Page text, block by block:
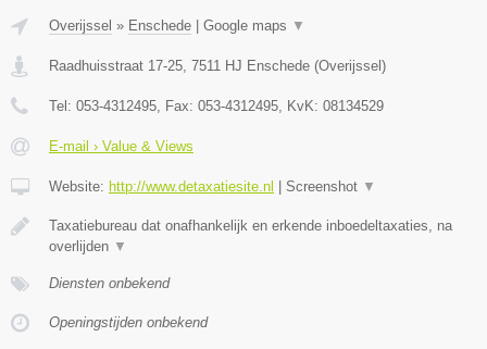
Overijssel » Enschede Google maps ▼
Raadhuisstraat 17-25, 7511 HJ Enschede (Overijssel )
Tel: 053-4312495, Fax: 053-4312495, KvK: 08134529
E-mail › Value & Views
Website: http://www.detaxatiesite.nl Screenshot ▼
Taxatiebureau dat onafhankelijk en erkende inboedeltaxaties, na
overlijden ▼
Diensten onbekend
Openingstijden onbekend